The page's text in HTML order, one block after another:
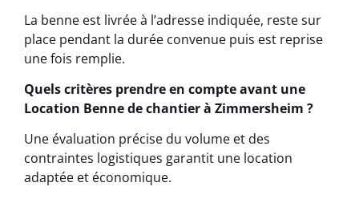
La benne est livrée à l’adresse indiquée, reste sur
place pendant la durée convenue puis est reprise
une fois remplie.
Quels critères prendre en compte avant une
Location Benne de chantier à Zimmersheim ?
Une évaluation précise du volume et des
contraintes logistiques garantit une location
adaptée et économique.